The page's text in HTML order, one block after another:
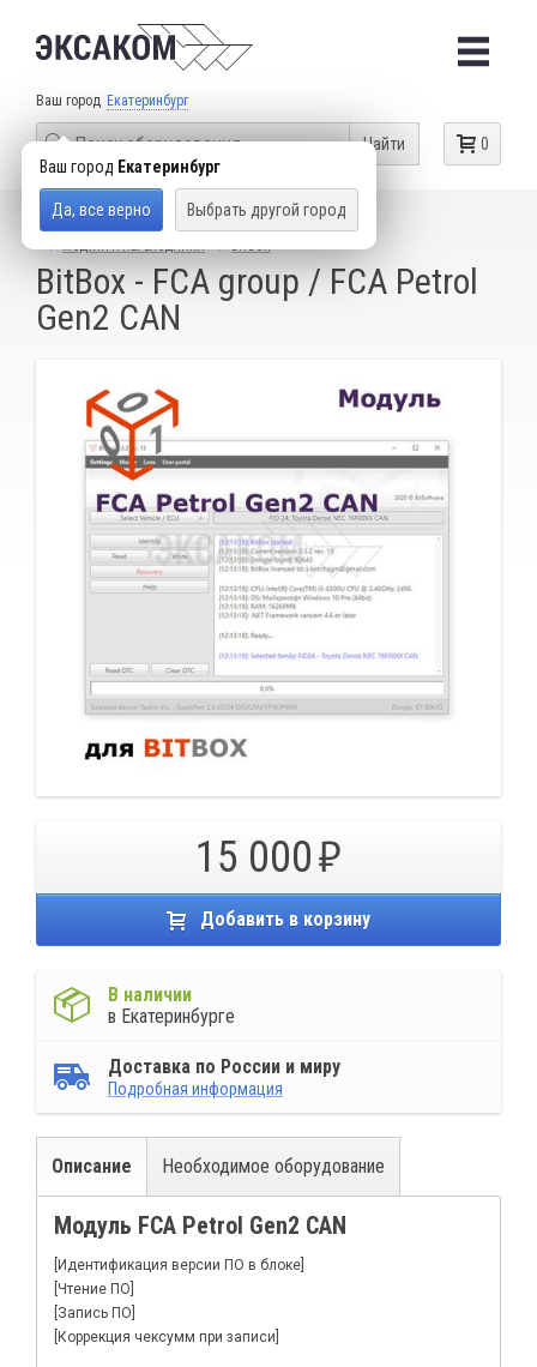
Ваш город Екатеринбург
Ваш город Екатеринбург
Да, все верно Выбрать другой город
0
Найти
КАТАЛОГ ТОВАРОВ
ОБОРУДОВАНИЕ ДЛЯ ЧИП-ТЮНИНГА
BitBox - FCA group / FCA Petrol
Gen2 CAN
15 000
Добавить в корзину
В наличии
в Екатеринбурге
Доставка по России и миру
Подробная информация
Описание Необходимое оборудование
Модуль FCA Petrol Gen2 CAN
[Идентификация версии ПО в блоке]
[Чтение ПО]
[Запись ПО]
[Коррекция чексумм при записи]